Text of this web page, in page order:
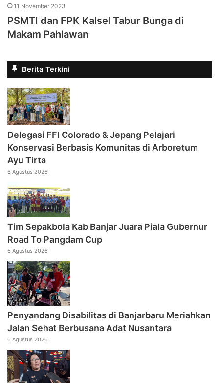
11 November 2023
PSMTI dan FPK Kalsel Tabur Bunga di
Makam Pahlawan
Berita Terkini
Delegasi FFI Colorado & Jepang Pelajari
Konservasi Berbasis Komunitas di Arboretum
Ayu Tirta
6 Agustus 2026
Tim Sepakbola Kab Banjar Juara Piala Gubernur
Road To Pangdam Cup
6 Agustus 2026
Penyandang Disabilitas di Banjarbaru Meriahkan
Jalan Sehat Berbusana Adat Nusantara
6 Agustus 2026